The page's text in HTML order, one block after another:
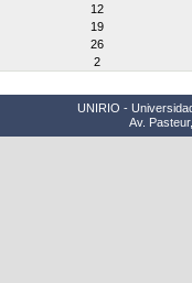
12
19
26
2
UNIRIO -
Av.